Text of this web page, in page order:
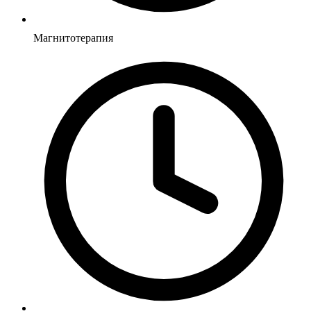
Магнитотерапия